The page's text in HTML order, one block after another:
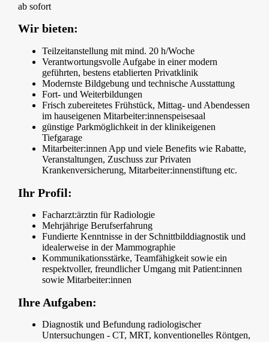
ab sofort
Wir bieten:
Teilzeitanstellung mit mind. 20 h/Woche
Verantwortungsvolle Aufgabe in einer modern
geführten, bestens etablierten Privatklinik
Modernste Bildgebung und technische Ausstattung
Fort- und Weiterbildungen
Frisch zubereitetes Frühstück, Mittag- und Abendessen
im hauseigenen Mitarbeiter:innenspeisesaal
günstige Parkmöglichkeit in der klinikeigenen
Tiefgarage
Mitarbeiter:innen App und viele Benefits wie Rabatte,
Veranstaltungen, Zuschuss zur Privaten
Krankenversicherung, Mitarbeiter:innenstiftung etc.
Ihr Profil:
Facharzt:ärztin für Radiologie
Mehrjährige Berufserfahrung
Fundierte Kenntnisse in der Schnittbilddiagnostik und
idealerweise in der Mammographie
Kommunikationsstärke, Teamfähigkeit sowie ein
respektvoller, freundlicher Umgang mit Patient:innen
sowie Mitarbeiter:innen
Ihre Aufgaben:
Diagnostik und Befundung radiologischer
Untersuchungen - CT, MRT, konventionelles Röntgen,